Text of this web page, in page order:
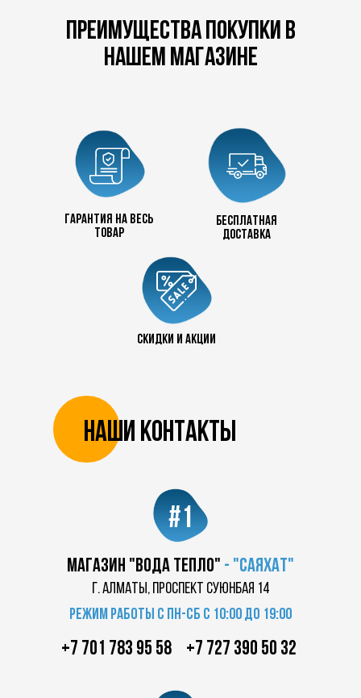
преимущества покупки в
нашем магазине
Гарантия на весь
товар
бесплатная
доставка
скидки и акции
Наши контакты
магазин "Вода Тепло" - "саяхат"
#1
г. Алматы, проспект суюнбая 14
Режим работы с пн-сб с 10:00 до 19:00
+7 701 783 95 58
+7 727 390 50 32
+7 727 390 50 32